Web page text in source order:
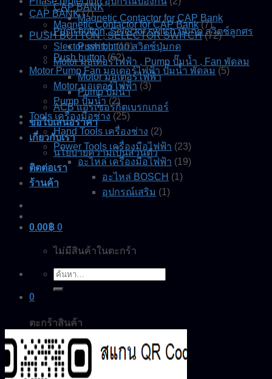
CAP BANK
Magnetic Contactor for CAP Bank
Push button, Selector switch ปุ่มกด สวิตช์ลูกศร
Push button สวิตช์ปุ่มกด
Motor มอเตอร์ไฟฟ้า , Pump ปั๊มน้ำ , Fan พัดลม
Motor มอเตอร์ไฟฟ้า
Pump ปั๊มน้ำ
ACB แอร์เซอร์กิตเบรกเกอร์
ขอใบเสนอราคา
เกี่ยวกับเรา
นโยบายความเป็นส่วนตัว
ติดต่อเรา
ร้านค้า
0.00฿ 0
ไม่มีสินค้าในตะกร้า
ค้นหา:
0
ตะกร้าสินค้า
ไม่มีสินค้าในตะกร้า
CAP BANK (7)
Magnetic Contactor for CAP Bank (7)
PUSH BUTTON , SELECTOR SWITCH (72)
Slector switch (10)
Push button (62)
Motor Pump Fan มอเตอร์ไฟฟ้า ปั๊มน้ำ พัดลม (5)
Motor มอเตอร์ไฟฟ้า (3)
Pump ปั๊มน้ำ (2)
Tools เครื่องมือช่าง (25)
Hand Tools เครื่องช่าง (2)
Power Tools เครื่องมือไฟฟ้า (23)
อะไหล่ เครื่องมือไฟฟ้า (19)
อะไหล่ BOSCH (1)
อุปกรณ์เสริม (1)